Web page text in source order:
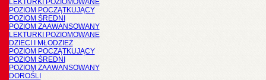
LEKTURKI POZIOMOWANE
POZIOM POCZĄTKUJĄCY
POZIOM ŚREDNI
POZIOM ZAAWANSOWANY
LEKTURKI POZIOMOWANE
DZIECI I MŁODZIEŻ
POZIOM POCZĄTKUJĄCY
POZIOM ŚREDNI
POZIOM ZAAWANSOWANY
DOROŚLI